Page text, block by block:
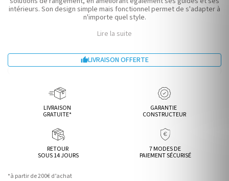
intérieurs. Son design simple mais fonctionnel permet de s'adapter à
n'importe quel style.
Lire la suite
LIVRAISON OFFERTE
LIVRAISON
GRATUITE*
GARANTIE
CONSTRUCTEUR
RETOUR
SOUS 14 JOURS
7 MODES DE
PAIEMENT SÉCURISÉ
*à partir de 200€ d’achat